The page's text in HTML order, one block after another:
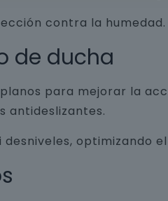
contra la humedad.
de ducha
para mejorar la
antideslizantes.
optimizando